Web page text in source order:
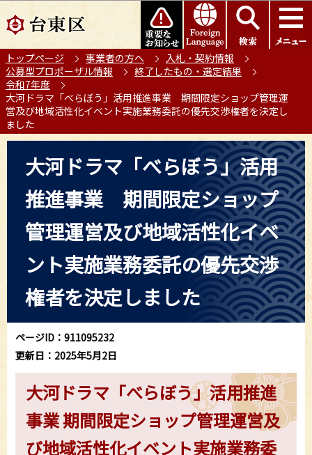
の
ー
ジ
の
先
頭
このページの本文へ移動
トップページ 事業者の方へ
入札・契約情報
公募型プロポーザル情報
終了したもの・選定結果
令和7年度
大河ドラマ「べらぼう」活用推進事業 期間限定ショップ管理運
営及び地域活性化イベント実施業務委託の優先交渉権者を決定し
ました
大河ドラマ「べらぼう」活用
推進事業 期間限定ショップ
管理運営及び地域活性化イベ
ント実施業務委託の優先交渉
権者を決定しました
ページID：911095232
更新日：2025年5月2日
大河ドラマ「べらぼう」活用推進
事業 期間限定ショップ管理運営及
び地域活性化イベント実施業務委